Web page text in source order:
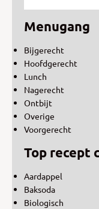
Menugang
Bijgerecht
Hoofdgerecht
Lunch
Nagerecht
Ontbijt
Overige
Voorgerecht
Top recept
Aardappel
Baksoda
Biologisch